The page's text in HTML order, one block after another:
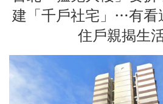
建「千戶社宅」…有看
住戶親揭生